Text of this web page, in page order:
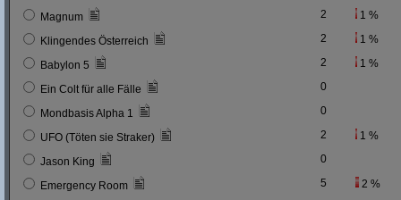
Magnum 2 1 %
Klingendes Österreich 2 1 %
Babylon 5 2 1 %
Ein Colt für alle Fälle 0
Mondbasis Alpha 1 0
UFO (Töten sie Straker) 2 1 %
Jason King 0
Emergency Room 5 2 %